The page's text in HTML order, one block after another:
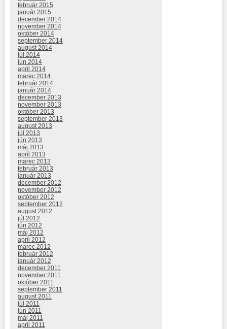
február 2015
január 2015
december 2014
november 2014
október 2014
september 2014
august 2014
júl 2014
jún 2014
apríl 2014
marec 2014
február 2014
január 2014
december 2013
november 2013
október 2013
september 2013
august 2013
júl 2013
jún 2013
máj 2013
apríl 2013
marec 2013
február 2013
január 2013
december 2012
november 2012
október 2012
september 2012
august 2012
júl 2012
jún 2012
máj 2012
apríl 2012
marec 2012
február 2012
január 2012
december 2011
november 2011
október 2011
september 2011
august 2011
júl 2011
jún 2011
máj 2011
apríl 2011